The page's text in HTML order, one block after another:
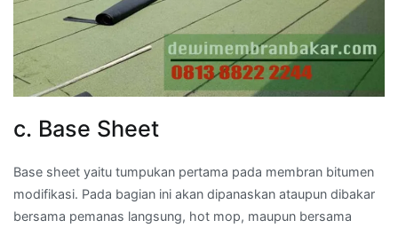
c. Base Sheet
Base sheet yaitu tumpukan pertama pada membran bitumen
modifikasi. Pada bagian ini akan dipanaskan ataupun dibakar
bersama pemanas langsung, hot mop, maupun bersama